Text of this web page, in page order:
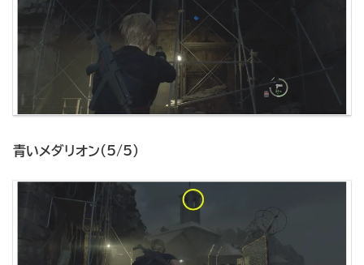
青いメダリオン（5/5）